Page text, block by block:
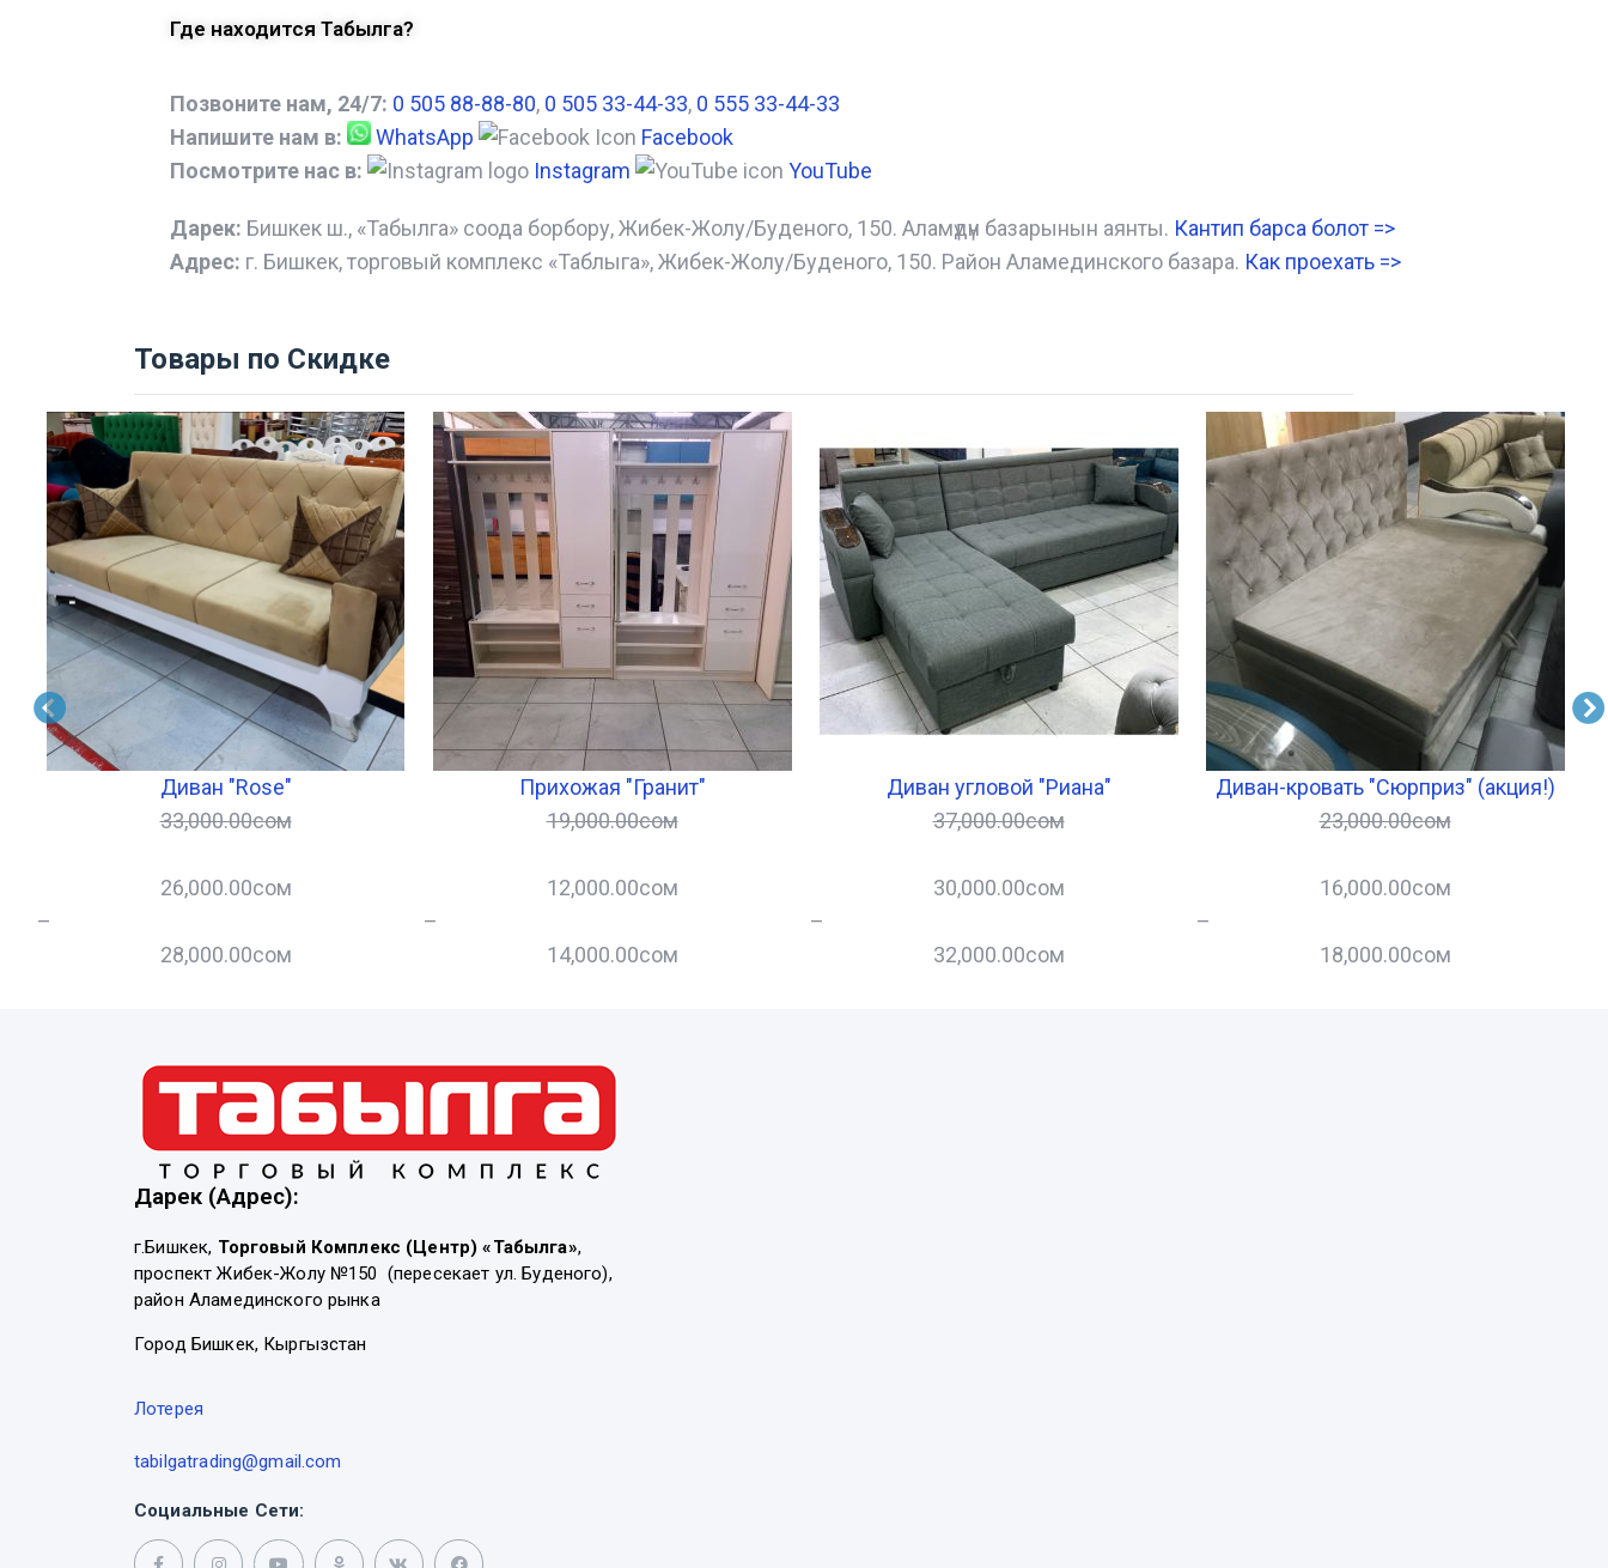
Где находится Табылга?
Позвоните нам, 24/7: 0 505 88-88-80, 0 505 33-44-33, 0 555 33-44-33
Напишите нам в:
WhatsApp
Facebook
Посмотрите нас в:
Instagram YouTube
Дарек: Бишкек ш., «Табылга» соода борбору, Жибек-Жолу/Буденого, 150. Аламүдүн базарынын аянты. Кантип барса болот =>
Адрес: г. Бишкек, торговый комплекс «Таблыга», Жибек-Жолу/Буденого, 150. Район Аламединского базара. Как проехать =>
Товары по Скидке
Диван "Rose"
33,000.00сом
26,000.00сом
–
28,000.00сом
Прихожая "Гранит"
19,000.00сом
12,000.00сом
–
14,000.00сом
Диван угловой "Риана"
37,000.00сом
30,000.00сом
–
32,000.00сом
Диван-кровать "Сюрприз" (акция!)
23,000.00сом
16,000.00сом
–
18,000.00сом
Дарек (Адрес):
г.Бишкек, Торговый Комплекс (Центр) «Табылга»,
проспект Жибек-Жолу №150 (пересекает ул. Буденого),
район Аламединского рынка
Город Бишкек, Кыргызстан
Лотерея
tabilgatrading@gmail.com
Социальные Сети: